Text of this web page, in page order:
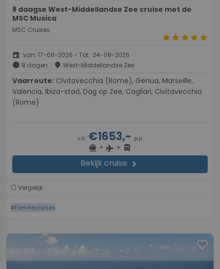
8 daagse West-Middellandse Zee cruise met de
MSC Musica
MSC Cruises
starstarstarstarstar
event van: 17-08-2026 - Tot: 24-08-2026
schedule 8 dagen place West-Middellandse Zee
Vaarroute:
Valencia, Ibiza-stad, Dag op Zee, Cagliari, Civitavecchia
(Rome)
v.a.€1653,- p.p.
directions_boat + flight + directions_bus
Bekijk cruise chevron_right
Vergelijk
#Familiecruises
favorite